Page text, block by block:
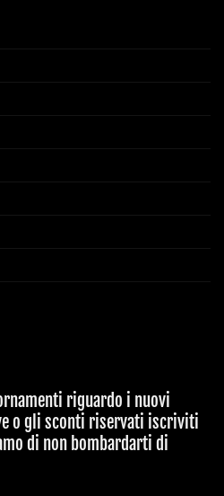
riguardo i nuovi
o gli sconti riservati iscriviti
di non bombardarti di